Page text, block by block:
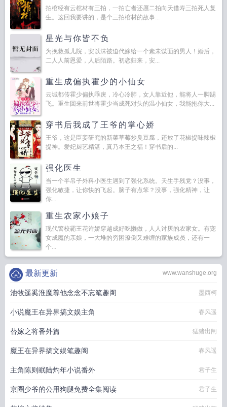
拍棺经有云棺材有三拍，一拍亡者还愿二拍向天借寿三拍死人复
生。这回我要讲的，是个三拍棺材的故事...
星光与你皆不负
为挽救孤儿院，安以沫被迫代嫁给一个素未谋面的男人！婚后，
二人人前恩爱，人后陌路。初恋归来，安...
重生成偏执霍少的小仙女
云城都传霍少偏执乖戾，冷心冷肺，女人靠近他，能将人一脚踢
飞。重生回来前世将霍少当成死对头的温小仙女，我能抱你大...
穿书后我成了王爷的掌心娇
王爷，这是臣妾研究的新菜草莓炒臭豆腐，还放了花椒提味辣椒
提神。爱妃厨艺精湛，真乃本王之福！穿书后的...
强化医生
当一个半吊子外科小医生遇到了强化系统。天生手残党？没事，
强化敏捷，让你快的飞起。脑子有点笨？没事，强化精神，让
你...
重生农家小娘子
现代警校霸王花许娇穿越成好吃懒做，人人讨厌的农家女。有宠
女成魔的亲娘，一大堆的穷困潦倒又难缠的家族成员，还有一
个...
www.wanshuge.org
最新更新
池牧遥奚淮魔尊他念念不忘笔趣阁 墨西柯
小说魔王在异界搞文娱主角 春风遥
替嫁之将番外篇 猛猪出闸
魔王在异界搞文娱笔趣阁 春风遥
主角陈则眠陆灼年小说番外 君子生
京圈少爷的公用狗腿免费全集阅读 君子生